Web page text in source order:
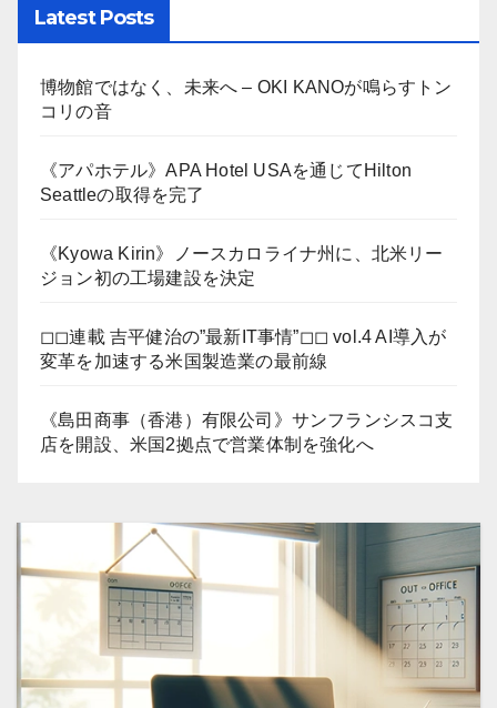
Latest Posts
博物館ではなく、未来へ – OKI KANOが鳴らすトン
コリの音
《アパホテル》APA Hotel USAを通じてHilton
Seattleの取得を完了
《Kyowa Kirin》ノースカロライナ州に、北米リー
ジョン初の工場建設を決定
◻︎◻︎連載 吉平健治の”最新IT事情”◻︎◻︎ vol.4 AI導入が
変革を加速する米国製造業の最前線
《島田商事（香港）有限公司》サンフランシスコ支
店を開設、米国2拠点で営業体制を強化へ